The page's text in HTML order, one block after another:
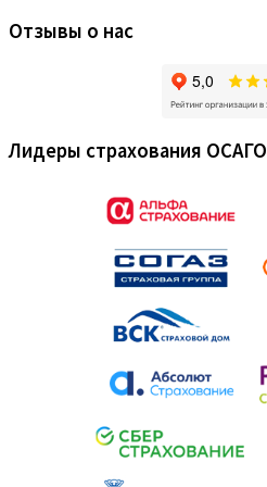
Отзывы о нас
Лидеры страхования ОСАГО